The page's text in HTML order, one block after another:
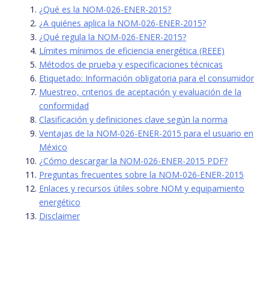
¿Qué es la NOM-026-ENER-2015?
¿A quiénes aplica la NOM-026-ENER-2015?
¿Qué regula la NOM-026-ENER-2015?
Límites mínimos de eficiencia energética (REEE)
Métodos de prueba y especificaciones técnicas
Etiquetado: Información obligatoria para el consumidor
Muestreo, criterios de aceptación y evaluación de la
conformidad
Clasificación y definiciones clave según la norma
Ventajas de la NOM-026-ENER-2015 para el usuario en
México
¿Cómo descargar la NOM-026-ENER-2015 PDF?
Preguntas frecuentes sobre la NOM-026-ENER-2015
Enlaces y recursos útiles sobre NOM y equipamiento
energético
Disclaimer